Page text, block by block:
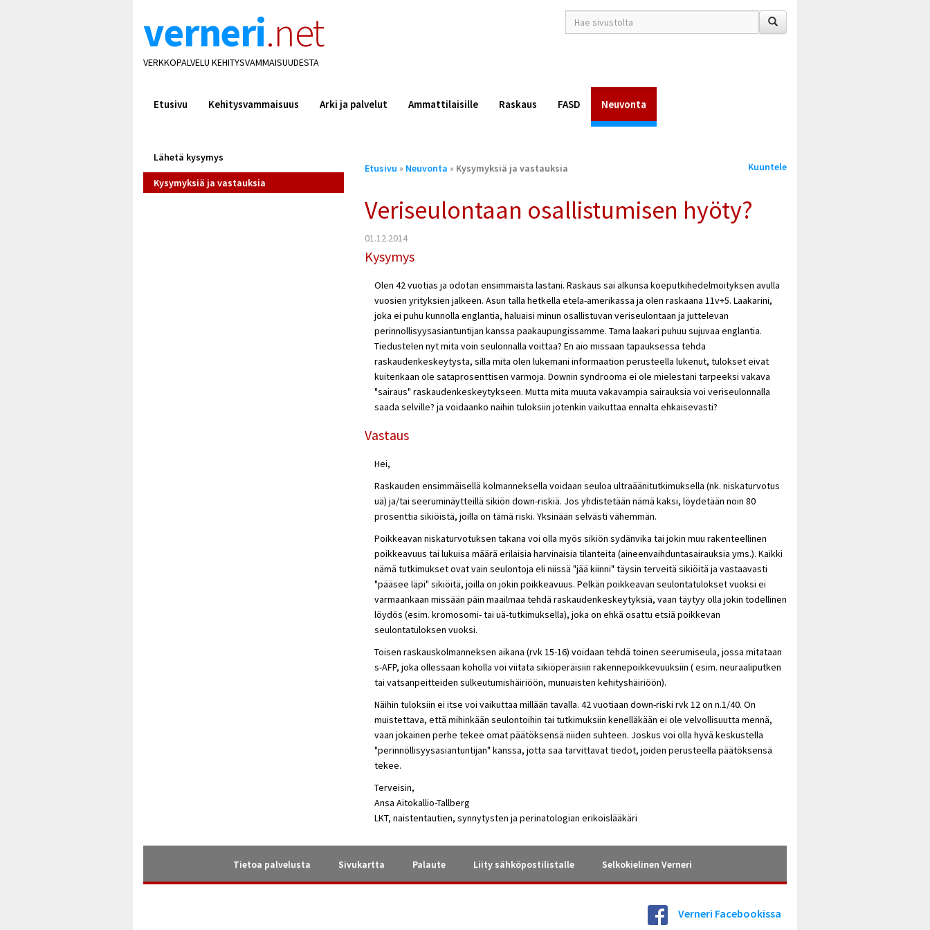
verneri.net
VERKKOPALVELU KEHITYSVAMMAISUUDESTA
hakusana(t)
*
Etusivu Kehitysvammaisuus Arki ja palvelut Ammattilaisille Raskaus FASD Neuvonta
Lähetä kysymys
Kysymyksiä ja vastauksia
Olet
Etusivu » Neuvonta » Kysymyksiä ja vastauksia Kuuntele
Veriseulontaan osallistumisen hyöty?
01.12.2014
Kysymys
Olen 42 vuotias ja odotan ensimmaista lastani. Raskaus sai alkunsa koeputkihedelmoityksen avulla
vuosien yrityksien jalkeen. Asun talla hetkella etela-amerikassa ja olen raskaana 11v+5. Laakarini,
joka ei puhu kunnolla englantia, haluaisi minun osallistuvan veriseulontaan ja juttelevan
perinnollisyysasiantuntijan kanssa paakaupungissamme. Tama laakari puhuu sujuvaa englantia.
Tiedustelen nyt mita voin seulonnalla voittaa? En aio missaan tapauksessa tehda
raskaudenkeskeytysta, silla mita olen lukemani informaation perusteella lukenut, tulokset eivat
kuitenkaan ole sataprosenttisen varmoja. Downin syndrooma ei ole mielestani tarpeeksi vakava
"sairaus" raskaudenkeskeytykseen. Mutta mita muuta vakavampia sairauksia voi veriseulonnalla
saada selville? ja voidaanko naihin tuloksiin jotenkin vaikuttaa ennalta ehkaisevasti?
Vastaus
Hei,
Raskauden ensimmäisellä kolmanneksella voidaan seuloa ultraäänitutkimuksella (nk. niskaturvotus
uä) ja/tai seeruminäytteillä sikiön down-riskiä. Jos yhdistetään nämä kaksi, löydetään noin 80
prosenttia sikiöistä, joilla on tämä riski. Yksinään selvästi vähemmän.
Poikkeavan niskaturvotuksen takana voi olla myös sikiön sydänvika tai jokin muu rakenteellinen
poikkeavuus tai lukuisa määrä erilaisia harvinaisia tilanteita (aineenvaihduntasairauksia yms.). Kaikki
nämä tutkimukset ovat vain seulontoja eli niissä "jää kiinni" täysin terveitä sikiöitä ja vastaavasti
"pääsee läpi" sikiöitä, joilla on jokin poikkeavuus. Pelkän poikkeavan seulontatulokset vuoksi ei
varmaankaan missään päin maailmaa tehdä raskaudenkeskeytyksiä, vaan täytyy olla jokin todellinen
löydös (esim. kromosomi- tai uä-tutkimuksella), joka on ehkä osattu etsiä poikkevan
seulontatuloksen vuoksi.
Toisen raskauskolmanneksen aikana (rvk 15-16) voidaan tehdä toinen seerumiseula, jossa mitataan
s-AFP, joka ollessaan koholla voi viitata sikiöperäisiin rakennepoikkevuuksiin ( esim. neuraaliputken
tai vatsanpeitteiden sulkeutumishäiriöön, munuaisten kehityshäiriöön).
Näihin tuloksiin ei itse voi vaikuttaa millään tavalla. 42 vuotiaan down-riski rvk 12 on n.1/40. On
muistettava, että mihinkään seulontoihin tai tutkimuksiin kenelläkään ei ole velvollisuutta mennä,
vaan jokainen perhe tekee omat päätöksensä niiden suhteen. Joskus voi olla hyvä keskustella
"perinnöllisyysasiantuntijan" kanssa, jotta saa tarvittavat tiedot, joiden perusteella päätöksensä
tekee.
Terveisin,
Ansa Aitokallio-Tallberg
LKT, naistentautien, synnytysten ja perinatologian erikoislääkäri
Tietoa palvelusta Sivukartta Palaute Liity sähköpostilistalle Selkokielinen Verneri
Verneri Facebookissa